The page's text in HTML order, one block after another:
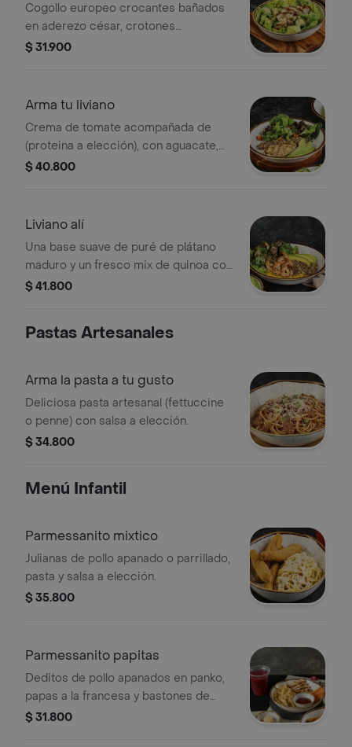
Cogollo europeo crocantes bañados
en aderezo césar, crotones
crocantes, proteína a elección y
$ 31.900
Arma tu liviano
Crema de tomate acompañada de
(proteina a elección), con aguacate,
mix de quinoa y ensalada a elección.
$ 40.800
Liviano alí
Una base suave de puré de plátano
maduro y un fresco mix de quinoa con
aderezo thai y aguacate. Elige tu
$ 41.800
Pastas Artesanales
Arma la pasta a tu gusto
Deliciosa pasta artesanal (fettuccine
o penne) con salsa a elección.
$ 34.800
Menú Infantil
Parmessanito mixtico
Julianas de pollo apanado o parrillado,
pasta y salsa a elección.
$ 35.800
Parmessanito papitas
Deditos de pollo apanados en panko,
papas a la francesa y bastones de
zanahoria, jugo a elección.
$ 31.800